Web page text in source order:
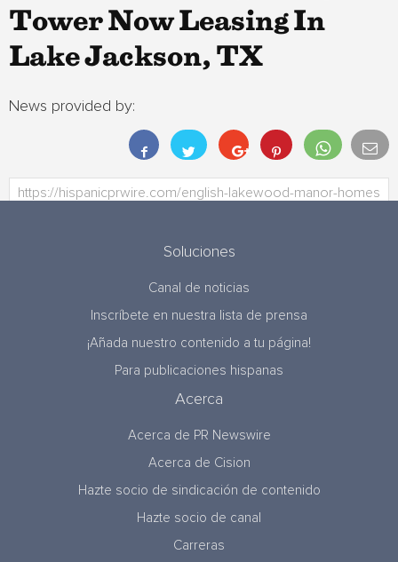
Tower Now Leasing In
Lake Jackson, TX
News provided by:
Soluciones
Canal de noticias
Inscríbete en nuestra lista de prensa
¡Añada nuestro contenido a tu página!
Para publicaciones hispanas
Acerca
Acerca de PR Newswire
Acerca de Cision
Hazte socio de sindicación de contenido
Hazte socio de canal
Carreras